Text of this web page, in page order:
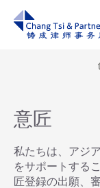
意匠
私たちは、アジ
をサポートする
匠登録の出願、